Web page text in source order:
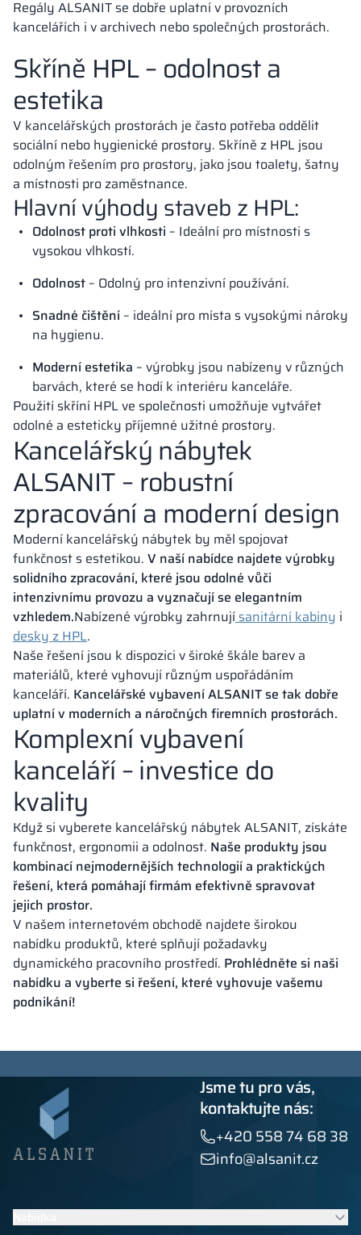
Regály ALSANIT se dobře uplatní v provozních
kancelářích i v archivech nebo společných prostorách.
Skříně HPL – odolnost a
estetika
V kancelářských prostorách je často potřeba oddělit
sociální nebo hygienické prostory. Skříně z HPL jsou
odolným řešením pro prostory, jako jsou toalety, šatny
a místnosti pro zaměstnance.
Hlavní výhody staveb z HPL:
Odolnost proti vlhkosti – Ideální pro místnosti s
vysokou vlhkostí.
Odolnost – Odolný pro intenzivní používání.
Snadné čištění – ideální pro místa s vysokými nároky
na hygienu.
Moderní estetika – výrobky jsou nabízeny v různých
barvách, které se hodí k interiéru kanceláře.
Použití skříní HPL ve společnosti umožňuje vytvářet
odolné a esteticky příjemné užitné prostory.
Kancelářský nábytek
ALSANIT – robustní
zpracování a moderní design
Moderní kancelářský nábytek by měl spojovat
funkčnost s estetikou. V naší nabídce najdete výrobky
solidního zpracování, které jsou odolné vůči
intenzivnímu provozu a vyznačují se elegantním
vzhledem.Nabízené výrobky zahrnujísanitární kabiny i
desky z HPL.
Naše řešení jsou k dispozici v široké škále barev a
materiálů, které vyhovují různým uspořádáním
kanceláří. Kancelářské vybavení ALSANIT se tak dobře
uplatní v moderních a náročných firemních prostorách.
Komplexní vybavení
kanceláří – investice do
kvality
Když si vyberete kancelářský nábytek ALSANIT, získáte
funkčnost, ergonomii a odolnost. Naše produkty jsou
kombinací nejmodernějších technologií a praktických
řešení, která pomáhají firmám efektivně spravovat
jejich prostor.
V našem internetovém obchodě najdete širokou
nabídku produktů, které splňují požadavky
dynamického pracovního prostředí. Prohlédněte si naši
nabídku a vyberte si řešení, které vyhovuje vašemu
podnikání!
Jsme tu pro vás,
kontaktujte nás:
+420 558 74 68 38
info@alsanit.cz